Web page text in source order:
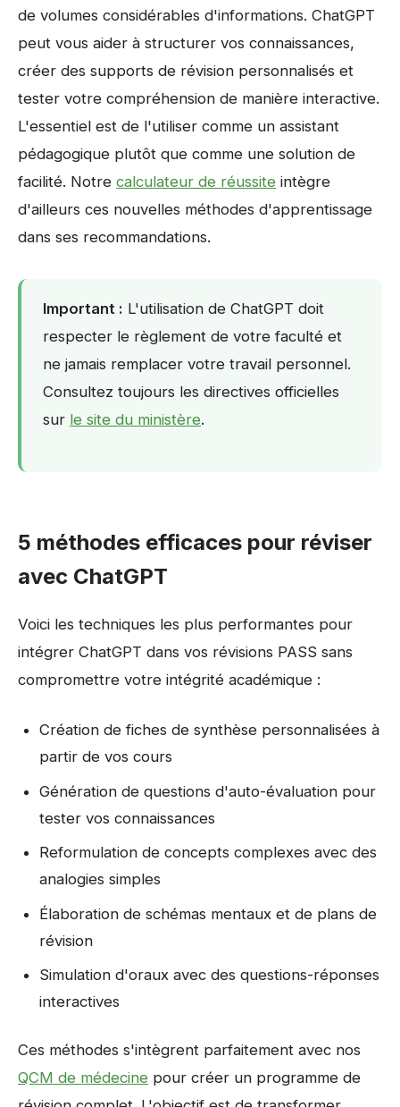
de volumes considérables d'informations. ChatGPT
peut vous aider à structurer vos connaissances,
créer des supports de révision personnalisés et
tester votre compréhension de manière interactive.
L'essentiel est de l'utiliser comme un assistant
pédagogique plutôt que comme une solution de
facilité. Notre calculateur de réussite intègre
d'ailleurs ces nouvelles méthodes d'apprentissage
dans ses recommandations.
Important : L'utilisation de ChatGPT doit
respecter le règlement de votre faculté et
ne jamais remplacer votre travail personnel.
Consultez toujours les directives officielles
sur le site du ministère.
5 méthodes efficaces pour réviser
avec ChatGPT
Voici les techniques les plus performantes pour
intégrer ChatGPT dans vos révisions PASS sans
compromettre votre intégrité académique :
Création de fiches de synthèse personnalisées à
partir de vos cours
Génération de questions d'auto-évaluation pour
tester vos connaissances
Reformulation de concepts complexes avec des
analogies simples
Élaboration de schémas mentaux et de plans de
révision
Simulation d'oraux avec des questions-réponses
interactives
Ces méthodes s'intègrent parfaitement avec nos
QCM de médecine pour créer un programme de